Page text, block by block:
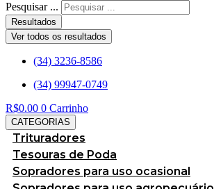
Pesquisar ...
Resultados
Ver todos os resultados
(34) 3236-8586
(34) 99947-0749
R$0.00 0 Carrinho
CATEGORIAS
Trituradores
Tesouras de Poda
Sopradores para uso ocasional